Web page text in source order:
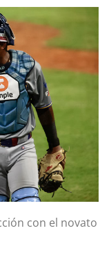
con el novato